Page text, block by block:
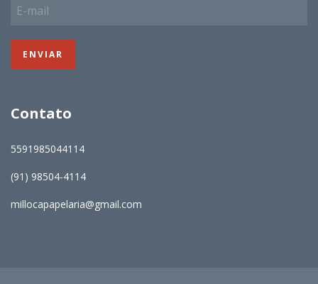
Contato
5591985044114
(91) 98504-4114
millocapapelaria@gmail.com